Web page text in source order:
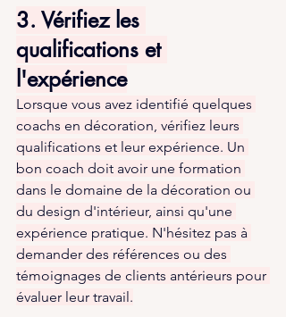
3. Vérifiez les
qualifications et
l'expérience
Lorsque vous avez identifié quelques
coachs en décoration, vérifiez leurs
qualifications et leur expérience. Un
bon coach doit avoir une formation
dans le domaine de la décoration ou
du design d'intérieur, ainsi qu'une
expérience pratique. N'hésitez pas à
demander des références ou des
témoignages de clients antérieurs pour
évaluer leur travail.